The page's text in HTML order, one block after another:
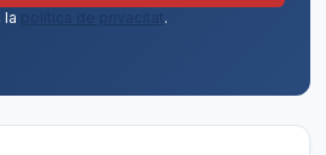
la
política de privacitat.